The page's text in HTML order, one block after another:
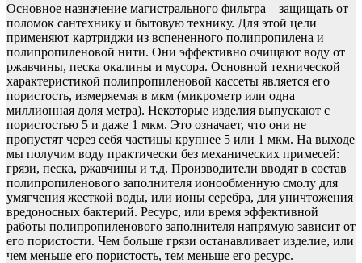
Основное назначение магистрального фильтра – защищать от
поломок сантехнику и бытовую технику. Для этой цели
применяют картриджи из вспененного полипропилена и
полипропиленовой нити. Они эффективно очищают воду от
ржавчины, песка окалины и мусора. Основной технической
характеристикой полипропиленовой кассеты является его
пористость, измеряемая в мкм (микрометр или одна
миллионная доля метра). Некоторые изделия выпускают с
пористостью 5 и даже 1 мкм. Это означает, что они не
пропустят через себя частицы крупнее 5 или 1 мкм. На выходе
мы получим воду практически без механических примесей:
грязи, песка, ржавчины и т.д. Производители вводят в состав
полипропиленового заполнителя ионообменную смолу для
умягчения жесткой воды, или ионы серебра, для уничтожения
вредоносных бактерий. Ресурс, или время эффективной
работы полипропиленового заполнителя напрямую зависит от
его пористости. Чем больше грязи останавливает изделие, или
чем меньше его пористость, тем меньше его ресурс.